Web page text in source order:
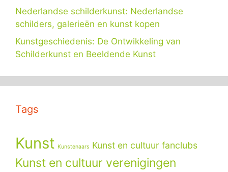
Nederlandse schilderkunst: Nederlandse
schilders, galerieën en kunst kopen
Kunstgeschiedenis: De Ontwikkeling van
Schilderkunst en Beeldende Kunst
Tags
Kunst Kunstenaars Kunst en cultuur fanclubs
Kunst en cultuur verenigingen